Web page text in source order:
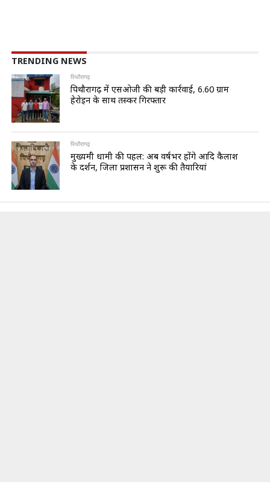
TRENDING NEWS
पिथौरागढ़
पिथौरागढ़ में एसओजी की बड़ी कार्रवाई, 6.60 ग्राम
हेरोइन के साथ तस्कर गिरफ्तार
पिथौरागढ़
मुख्यमंत्री धामी की पहल: अब वर्षभर होंगे आदि कैलाश
के दर्शन, जिला प्रशासन ने शुरू की तैयारियां